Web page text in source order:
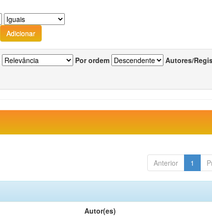
Por ordem Autores/
Anterior 1
Autor(es)